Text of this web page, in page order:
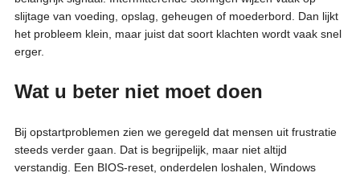
slijtage van voeding, opslag, geheugen of moederbord. Dan lijkt
het probleem klein, maar juist dat soort klachten wordt vaak snel
erger.
Wat u beter niet moet doen
Bij opstartproblemen zien we geregeld dat mensen uit frustratie
steeds verder gaan. Dat is begrijpelijk, maar niet altijd
verstandig. Een BIOS-reset, onderdelen loshalen, Windows